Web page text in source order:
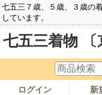
七五三７歳、５歳、３歳の
しています。
七五三着物 〔
ログイン 新